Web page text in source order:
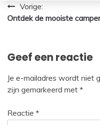
Bericht
navigatie
Vorige:
Ontdek de mooiste
Geef een reactie
Je e-mailadres wordt niet
zijn gemarkeerd met *
Reactie *